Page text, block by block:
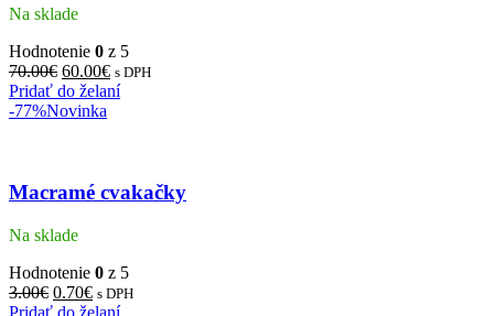
Na sklade
Hodnotenie 0 z 5
70.00€ 60.00€ s DPH
Pridať do želaní
-77%Novinka
Macramé cvakačky
Na sklade
Hodnotenie 0 z 5
3.00€ 0.70€ s DPH
Pridať do želaní